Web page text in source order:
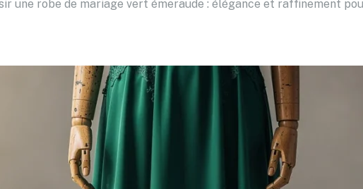
une robe de mariage vert émeraude : élégance et raffinement